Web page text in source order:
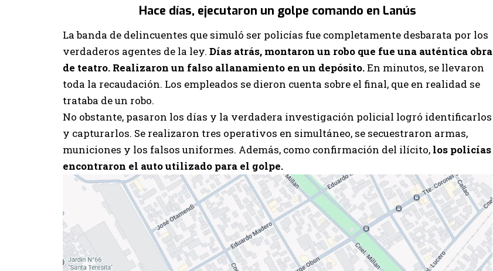
Hace días, ejecutaron un golpe comando en Lanús
La banda de delincuentes que simuló ser policías fue completamente desbarata por los
verdaderos agentes de la ley. Días atrás, montaron un robo que fue una auténtica obra
de teatro. Realizaron un falso allanamiento en un depósito.En minutos, se llevaron
toda la recaudación. Los empleados se dieron cuenta sobre el final, que en realidad se
trataba de un robo.
No obstante, pasaron los días y la verdadera investigación policial logró identificarlos
y capturarlos. Se realizaron tres operativos en simultáneo, se secuestraron armas,
municiones y los falsos uniformes. Además, como confirmación del ilícito, los policías
encontraron el auto utilizado para el golpe.